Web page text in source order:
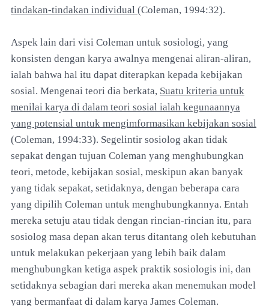
tindakan-tindakan individual (Coleman, 1994:32).
Aspek lain dari visi Coleman untuk sosiologi, yang
konsisten dengan karya awalnya mengenai aliran-aliran,
ialah bahwa hal itu dapat diterapkan kepada kebijakan
sosial. Mengenai teori dia berkata, Suatu kriteria untuk
menilai karya di dalam teori sosial ialah kegunaannya
yang potensial untuk mengimformasikan kebijakan sosial
(Coleman, 1994:33). Segelintir sosiolog akan tidak
sepakat dengan tujuan Coleman yang menghubungkan
teori, metode, kebijakan sosial, meskipun akan banyak
yang tidak sepakat, setidaknya, dengan beberapa cara
yang dipilih Coleman untuk menghubungkannya. Entah
mereka setuju atau tidak dengan rincian-rincian itu, para
sosiolog masa depan akan terus ditantang oleh kebutuhan
untuk melakukan pekerjaan yang lebih baik dalam
menghubungkan ketiga aspek praktik sosiologis ini, dan
setidaknya sebagian dari mereka akan menemukan model
yang bermanfaat di dalam karya James Coleman.